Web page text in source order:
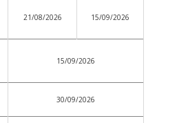
21/08/2026 15/09/2026
15/09/2026
30/09/2026